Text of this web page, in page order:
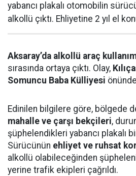
yabancı plakalı otomobilin
alkollü çıktı. Ehliyetine 2 yıl el
Aksaray’da alkollü araç
sırasında ortaya çıktı. Olay,
Somuncu Baba Külliyesi
Edinilen bilgilere göre, bölgede
mahalle ve çarşı bekçileri,
şüphelendikleri yabancı plakalı
Sürücünün ehliyet ve ruhsat
alkollü olabileceğinden
yerine trafik ekipleri çağrıldı.